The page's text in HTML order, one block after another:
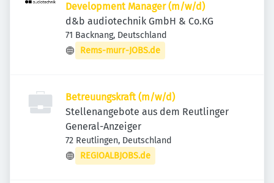
Development Manager (m/w/d)
d&b audiotechnik GmbH & Co.KG
71 Backnang, Deutschland
Rems-murr-JOBS.de
Betreuungskraft (m/w/d)
Stellenangebote aus dem Reutlinger
General-Anzeiger
72 Reutlingen, Deutschland
REGIOALBJOBS.de